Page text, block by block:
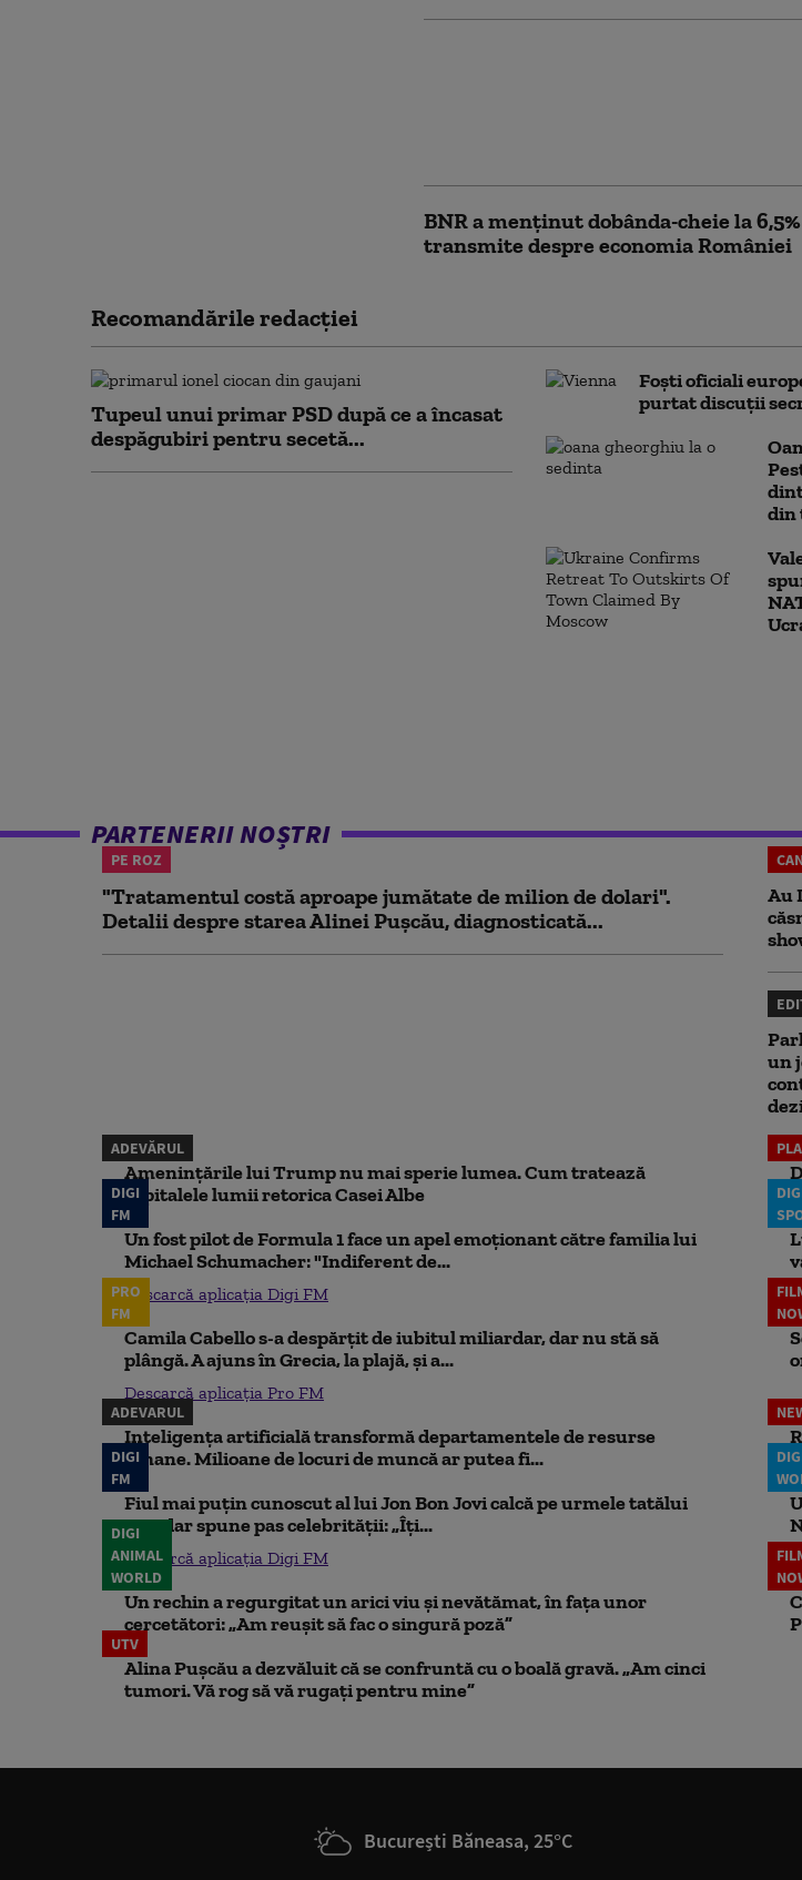
BNR a menținut dobânda-cheie la
transmite despre economia României
Recomandările redacţiei
Tupeul unui primar PSD după ce a încasat
despăgubiri pentru secetă...
Foști oficiali
purtat discuții
din
PARTENERII NOȘTRI
PE ROZ
"Tratamentul costă aproape jumătate de milion de dolari".
Detalii despre starea Alinei Pușcău, diagnosticată...
Au
un
ADEVĂRUL
Amenințările lui Trump nu mai sperie lumea. Cum tratează
capitalele lumii retorica Casei Albe
DIGI
FM
Un fost pilot de Formula 1 face un apel emoționant către familia lui
Michael Schumacher: "Indiferent de...
Descarcă aplicația Digi FM
PRO
FM
Camila Cabello s-a despărțit de iubitul miliardar, dar nu stă să
plângă. A ajuns în Grecia, la plajă, și a...
Descarcă aplicația Pro FM
ADEVARUL
Inteligența artificială transformă departamentele de resurse
umane. Milioane de locuri de muncă ar putea fi...
DIGI
FM
Fiul mai puțin cunoscut al lui Jon Bon Jovi calcă pe urmele tatălui
său, dar spune pas celebrității: „Îți...
Descarcă aplicația Digi FM
DIGI
ANIMAL
WORLD
Un rechin a regurgitat un arici viu și nevătămat, în fața unor
cercetători: „Am reușit să fac o singură poză”
UTV
Alina Pușcău a dezvăluit că se confruntă cu o boală gravă. „Am cinci
tumori. Vă rog să vă rugați pentru mine”
București Băneasa, 25°C